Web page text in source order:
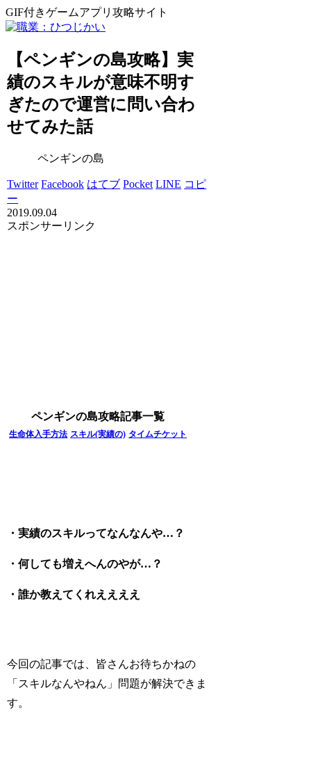
GIF付きゲームアプリ攻略サイト
【ペンギンの島攻略】実
績のスキルが意味不明す
ぎたので運営に問い合わ
せてみた話
ペンギンの島
Twitter Facebook はてブ Pocket LINE コピ
ー
2019.09.04
スポンサーリンク
ペンギンの島攻略記事一覧
生命体入手方法 スキル(実績の) タイムチケット
・実績のスキルってなんなんや…？
・何しても増えへんのやが…？
・誰か教えてくれええええ
今回の記事では、皆さんお待ちかねの
「スキルなんやねん」問題が解決できま
す。